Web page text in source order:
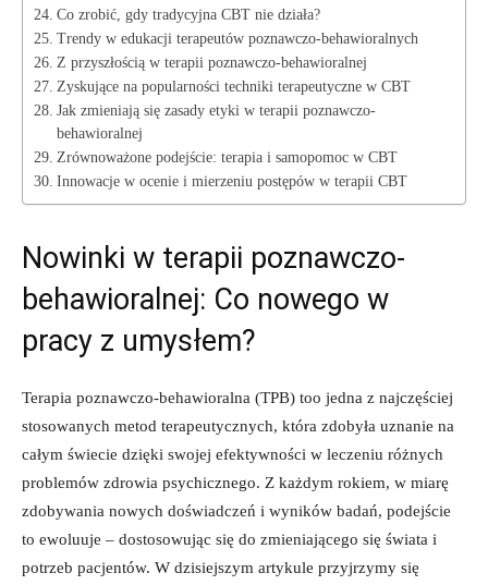
Co zrobić,⁣ gdy tradycyjna CBT nie działa?
Trendy w ⁢edukacji terapeutów ⁤poznawczo-behawioralnych
Z przyszłością​ w terapii poznawczo-behawioralnej
Zyskujące na popularności techniki terapeutyczne w CBT
Jak zmieniają się zasady etyki ⁤w terapii poznawczo-
behawioralnej
Zrównoważone podejście: terapia i ⁢samopomoc w ‍CBT
Innowacje w⁣ ocenie i ‌mierzeniu postępów​ w terapii⁢ CBT
Nowinki w terapii poznawczo-
behawioralnej: Co nowego w
pracy z umysłem?
Terapia ​poznawczo-behawioralna (TPB) too jedna⁢ z najczęściej
stosowanych metod terapeutycznych,‌ która zdobyła uznanie ⁣na⁤
całym świecie dzięki swojej efektywności w ⁢leczeniu różnych
problemów zdrowia psychicznego.‌ Z każdym rokiem, w miarę
zdobywania nowych doświadczeń i ‍wyników⁣ badań, podejście
to ewoluuje ​– dostosowując się do zmieniającego się świata i
potrzeb pacjentów. W dzisiejszym artykule przyjrzymy się